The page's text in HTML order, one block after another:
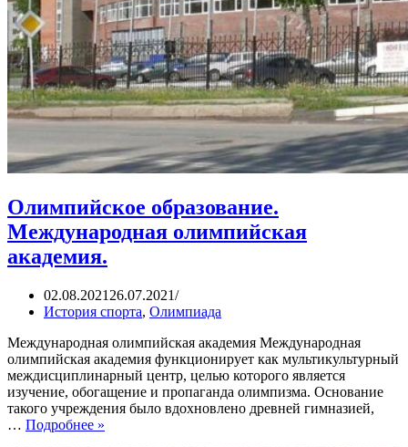
Олимпийское образование.
Международная олимпийская
академия.
02.08.2021 26.07.2021
История спорта, Олимпиада
Международная олимпийская академия Международная
олимпийская академия функционирует как мультикультурный
междисциплинарный центр, целью которого является
изучение, обогащение и пропаганда олимпизма. Основание
такого учреждения было вдохновлено древней гимназией,
… Подробнее »